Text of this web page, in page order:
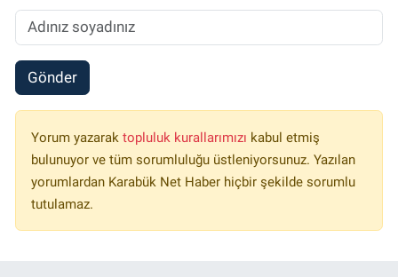
Gönder
Yorum yazarak topluluk kurallarımızı kabul etmiş
bulunuyor ve tüm sorumluluğu üstleniyorsunuz. Yazılan
yorumlardan Karabük Net Haber hiçbir şekilde sorumlu
tutulamaz.